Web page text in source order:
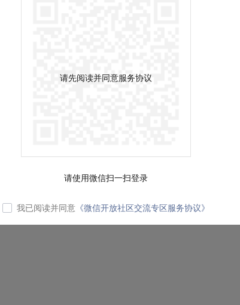
请先阅读并同意服务协议
请使用微信扫一扫登录
我已阅读并同意 《微信开放社区交流专区服务协议》